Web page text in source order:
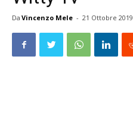
Da Vincenzo Mele - 21 Ottobre 2019